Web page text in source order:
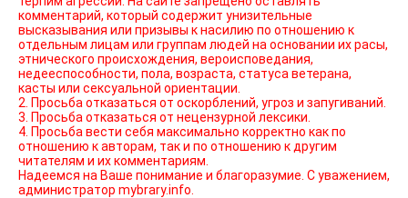
комментарий, который содержит унизительные
высказывания или призывы к насилию по отношению к
отдельным лицам или группам людей на основании их расы,
этнического происхождения, вероисповедания,
недееспособности, пола, возраста, статуса ветерана,
касты или сексуальной ориентации.
2. Просьба отказаться от оскорблений, угроз и запугиваний.
3. Просьба отказаться от нецензурной лексики.
4. Просьба вести себя максимально корректно как по
отношению к авторам, так и по отношению к другим
читателям и их комментариям.
Надеемся на Ваше понимание и благоразумие. С уважением,
администратор mybrary.info.